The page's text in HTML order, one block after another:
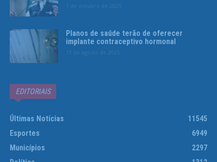
1 de outubro de 2025
Planos de saúde terão de oferecer
implante contraceptivo hormonal
13 de agosto de 2025
EDITORIAIS
Últimas Notícias
11545
Esportes
6949
Municípios
2297